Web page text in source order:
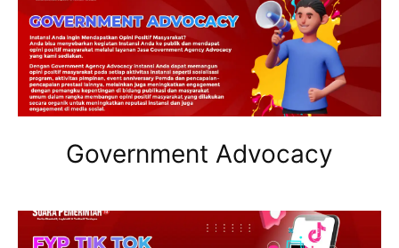
Government Advocacy